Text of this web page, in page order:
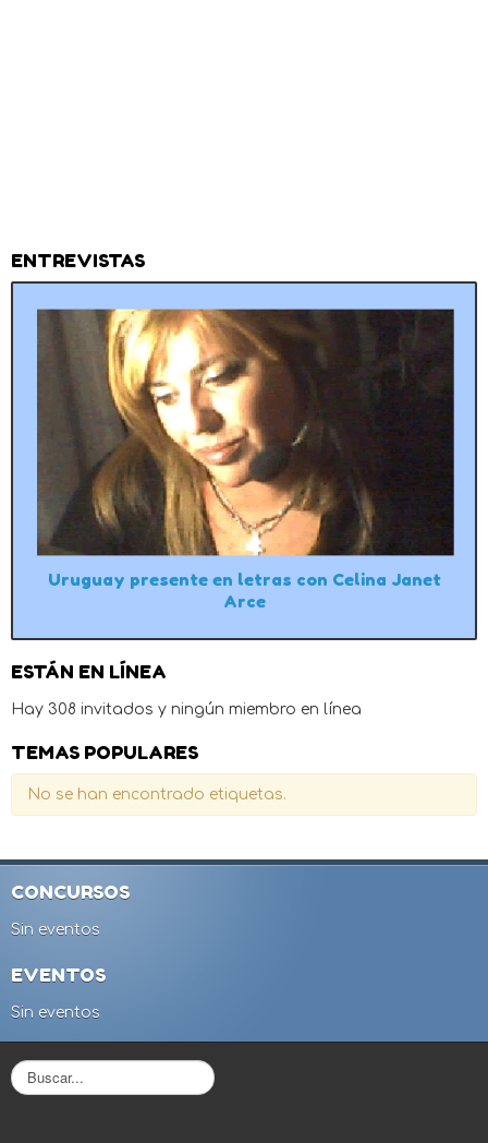
ENTREVISTAS
Uruguay presente en letras con Celina Janet
Arce
ESTÁN EN LÍNEA
Hay 308 invitados y ningún miembro en línea
TEMAS POPULARES
No se han encontrado etiquetas.
CONCURSOS
Sin eventos
EVENTOS
Sin eventos
B
u